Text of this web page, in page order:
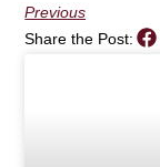
Previous
Share the Post: